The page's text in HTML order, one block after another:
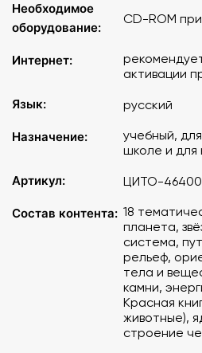
Дикорастущие и
Грибы
Красная книга. Животные
Ядовитые растения и
Системные требования:
выше. Mac OS X: Leopard/Snow
Ubuntu/Fedora/Suse.
Процессор: 1 ГГц
300 МБ свободного места на
Видеоадаптер с памятью 64 MБ
Устройство для чтения
Разрешение экрана не менее
Рекомендуется подключение к
Необходимое
оборудование:
CD-ROM
Интернет:
активации
Язык:
русский
Назначение:
учебный,
школе и для
Артикул:
ЦИТО-
Состав контента: 18
планета,
система,
рельеф,
тела и
камни,
Красная
животные),
строение